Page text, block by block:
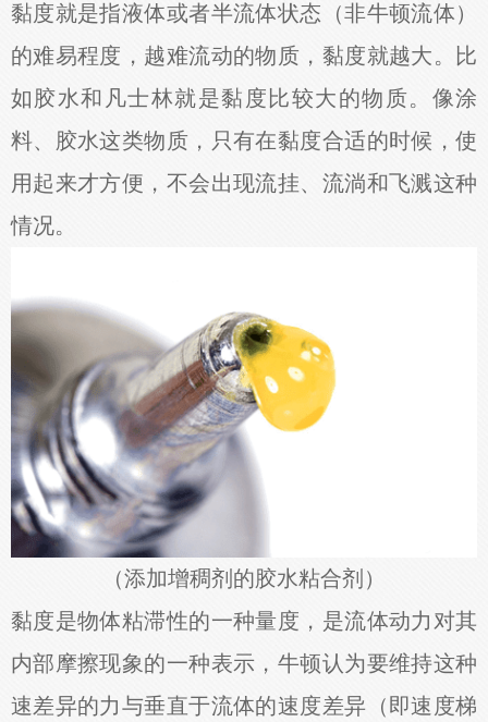
黏度就是指液体或者半流体状态（非牛顿流体）
的难易程度，越难流动的物质，黏度就越大。比
如胶水和凡士林就是黏度比较大的物质。像涂
料、胶水这类物质，只有在黏度合适的时候，使
用起来才方便，不会出现流挂、流淌和飞溅这种
情况。
（添加增稠剂的胶水粘合剂）
黏度是物体粘滞性的一种量度，是流体动力对其
内部摩擦现象的一种表示，牛顿认为要维持这种
速差异的力与垂直于流体的速度差异（即速度梯